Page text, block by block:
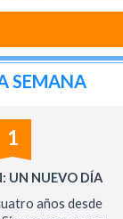
SEMANA
1
UN NUEVO DÍA
años desde